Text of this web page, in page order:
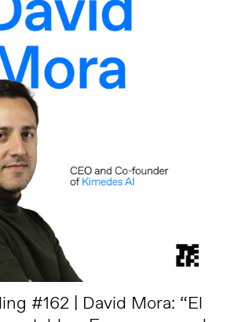
#162 | David Mora: “El